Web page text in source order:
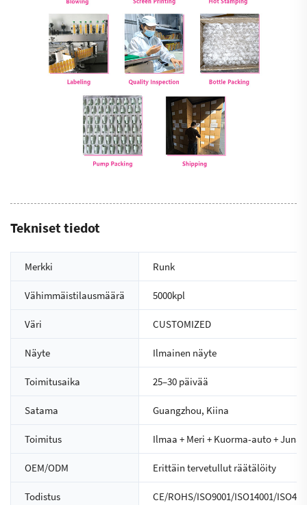
Tekniset tiedot
Merkki Runk
Vähimmäistilausmäärä 5000kpl
Väri CUSTOMIZED
Näyte Ilmainen näyte
Toimitusaika 25–30 päivää
Satama Guangzhou, Kiina
Toimitus Ilmaa + Meri + Kuorma-auto + Juna
OEM/ODM Erittäin tervetullut räätälöity
Todistus CE/ROHS/ISO9001/ISO14001/